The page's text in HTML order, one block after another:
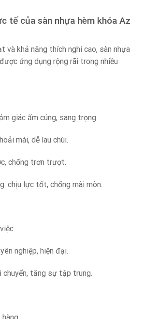
tế của sàn nhựa hèm khóa Az
và khả năng thích nghi cao, sàn nhựa
ứng dụng rộng rãi trong nhiều
giác ấm cúng, sang trọng.
mái, dễ lau chùi.
chống trơn trượt.
chịu lực tốt, chống mài mòn.
nghiệp, hiện đại.
chuyển, tăng sự tập trung.